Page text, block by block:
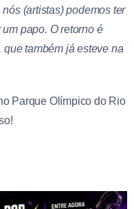
(artistas) podemos ter
papo. O retorno é
que também já esteve na
Parque Olímpico do Rio